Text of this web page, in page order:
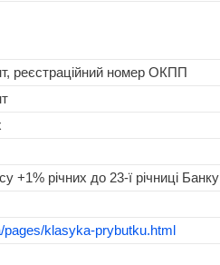
реєстраційний номер ОКПП
+1% річних до 23-ї річниці Банку
pages/klasyka-prybutku.html